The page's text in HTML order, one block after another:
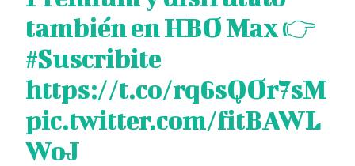
también en HBO Max 👉
#Suscribite
https://t.co/rq6sQOr7sM
pic.twitter.com/fitBAWL
WoJ